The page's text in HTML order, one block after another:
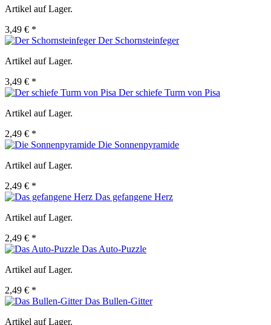
Artikel auf Lager.
3,49 € *
Der Schornsteinfeger
Artikel auf Lager.
3,49 € *
Der schiefe Turm von Pisa
Artikel auf Lager.
2,49 € *
Die Sonnenpyramide
Artikel auf Lager.
2,49 € *
Das gefangene Herz
Artikel auf Lager.
2,49 € *
Das Auto-Puzzle
Artikel auf Lager.
2,49 € *
Das Bullen-Gitter
Artikel auf Lager.